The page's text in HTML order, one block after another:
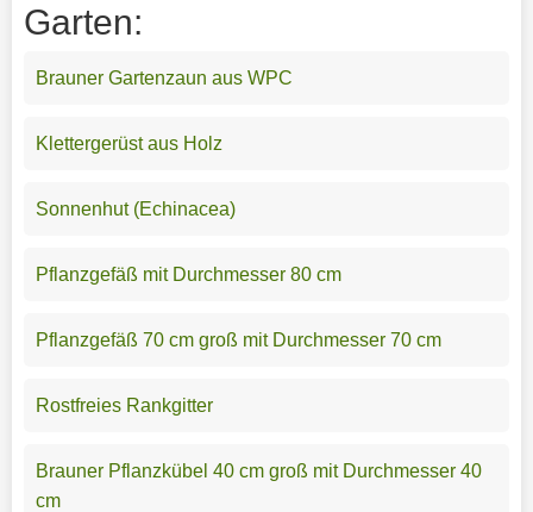
Garten:
Brauner Gartenzaun aus WPC
Klettergerüst aus Holz
Sonnenhut (Echinacea)
Pflanzgefäß mit Durchmesser 80 cm
Pflanzgefäß 70 cm groß mit Durchmesser 70 cm
Rostfreies Rankgitter
Brauner Pflanzkübel 40 cm groß mit Durchmesser 40
cm